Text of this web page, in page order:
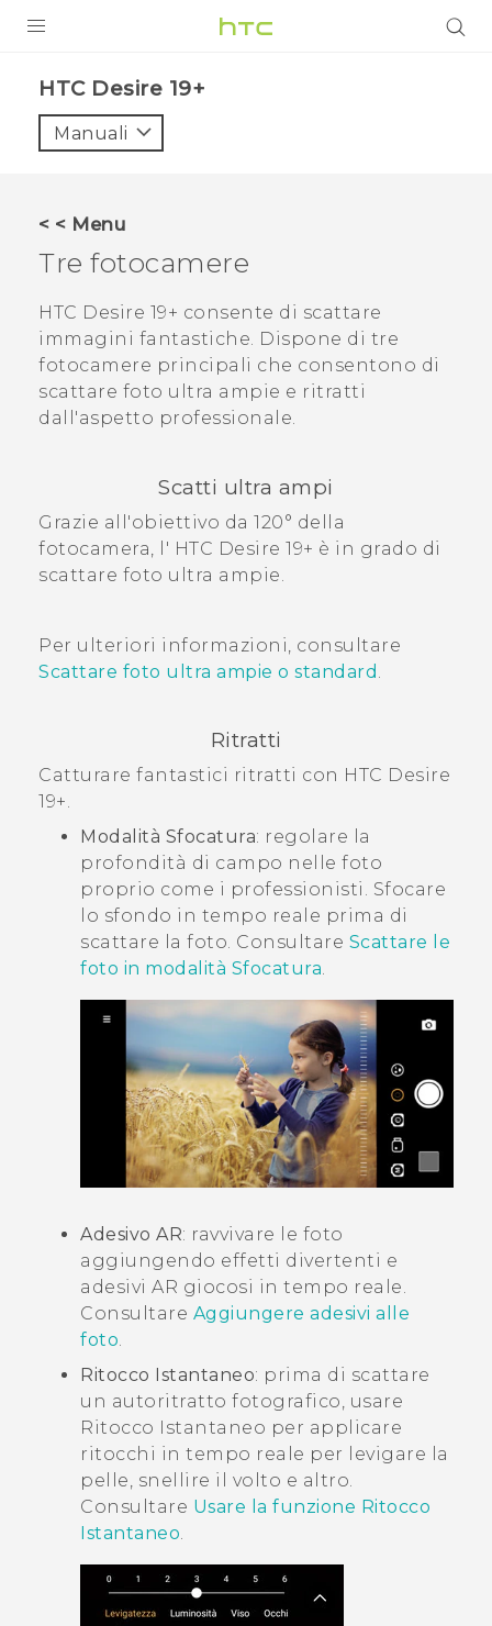
VIVE
ASSISTENZA
Accessori e dispositivi HTC
Accesso
‎HTC Desire 19+‎‎
Manuali
< < Menu
Tre fotocamere
HTC Desire 19+‍ consente di scattare
immagini fantastiche. Dispone di tre
fotocamere principali che consentono di
scattare foto ultra ampie e ritratti
dall'aspetto professionale.
Scatti ultra ampi
Grazie all'obiettivo da 120° della
fotocamera, l' HTC Desire 19+‍ è in grado di
scattare foto ultra ampie.
Per ulteriori informazioni, consultare
Scattare foto ultra ampie o standard .
Ritratti
Catturare fantastici ritratti con HTC Desire
19+‍.
Modalità Sfocatura: regolare la
profondità di campo nelle foto
proprio come i professionisti. Sfocare
lo sfondo in tempo reale prima di
scattare la foto. Consultare Scattare le
foto in modalità Sfocatura.
Adesivo AR: ravvivare le foto
aggiungendo effetti divertenti e
adesivi AR giocosi in tempo reale.
Consultare Aggiungere adesivi alle
foto.
Ritocco Istantaneo: prima di scattare
un autoritratto fotografico, usare
Ritocco Istantaneo per applicare
ritocchi in tempo reale per levigare la
pelle, snellire il volto e altro.
Consultare Usare la funzione Ritocco
Istantaneo.